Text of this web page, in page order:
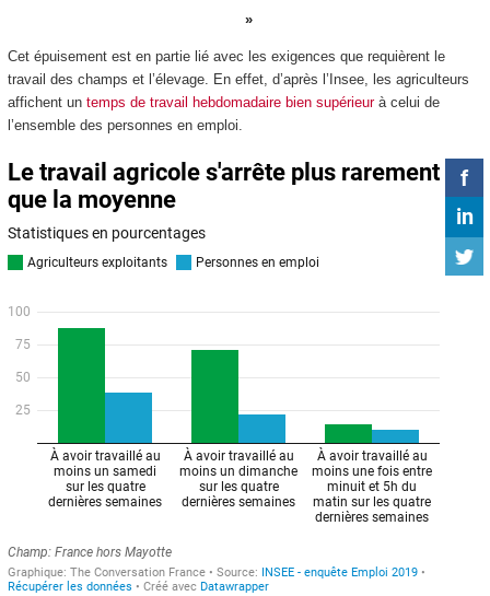
Cet épuisement est en partie lié avec les exigences que requièrent le
travail des champs et l’élevage. En effet, d’après l’Insee, les agriculteurs
affichent un temps de travail hebdomadaire bien supérieurà celui de
l’ensemble des personnes en emploi.